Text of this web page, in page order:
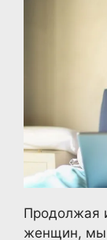
Продолжая
женщин, мы